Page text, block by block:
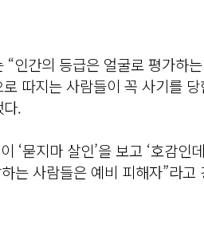
“인간의 등급은 얼굴로 평가하
따지는 사람들이 꼭 사기를
.
‘묻지마 살인’을 보고 ‘호감인
하는 사람들은 예비 피해자”라고